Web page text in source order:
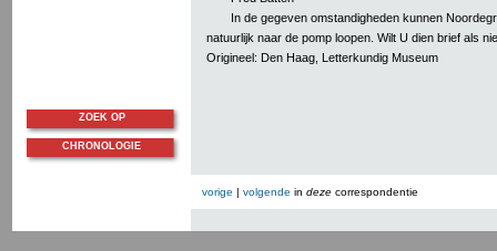
In de gegeven omstandigheden kunnen
natuurlijk naar de pomp loopen. Wilt U dien brief als
Origineel: Den Haag, Letterkundig Museum
vorige | volgende in deze correspondentie
ZOEK OP
CHRONOLOGIE